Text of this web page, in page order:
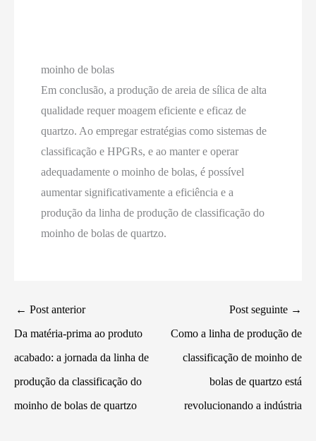
moinho de bolas
Em conclusão, a produção de areia de sílica de alta
qualidade requer moagem eficiente e eficaz de
quartzo. Ao empregar estratégias como sistemas de
classificação e HPGRs, e ao manter e operar
adequadamente o moinho de bolas, é possível
aumentar significativamente a eficiência e a
produção da linha de produção de classificação do
moinho de bolas de quartzo.
← Post anterior
Da matéria-prima ao produto
acabado: a jornada da linha de
produção da classificação do
moinho de bolas de quartzo
Post seguinte →
Como a linha de produção de
classificação de moinho de
bolas de quartzo está
revolucionando a indústria